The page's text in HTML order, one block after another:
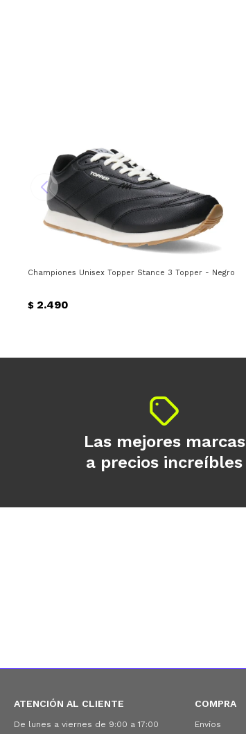
Championes Unisex Topper Stance 3 Topper - Negro
$ 2.490
ATENCIÓN AL CLIENTE
De lunes a viernes de 9:00 a 17:00
COMPRA
Envíos
Las mejores marcas
a precios increíbles